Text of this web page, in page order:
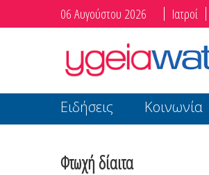
06 Αυγούστου 2026 Ιατροί
Ειδήσεις Κοινωνία
Φτωχή δίαιτα